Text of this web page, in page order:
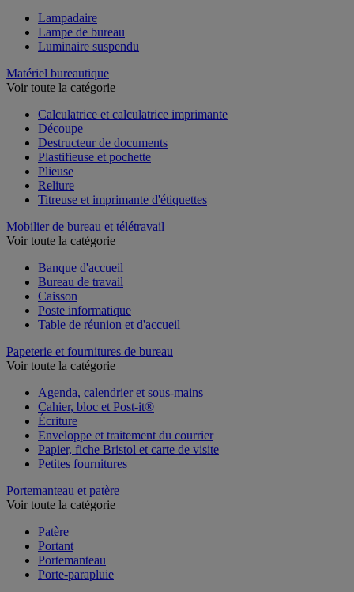
Lampadaire
Lampe de bureau
Luminaire suspendu
Matériel bureautique
Voir toute la catégorie
Calculatrice et calculatrice imprimante
Découpe
Destructeur de documents
Plastifieuse et pochette
Plieuse
Reliure
Titreuse et imprimante d'étiquettes
Mobilier de bureau et télétravail
Voir toute la catégorie
Banque d'accueil
Bureau de travail
Caisson
Poste informatique
Table de réunion et d'accueil
Papeterie et fournitures de bureau
Voir toute la catégorie
Agenda, calendrier et sous-mains
Cahier, bloc et Post-it®
Écriture
Enveloppe et traitement du courrier
Papier, fiche Bristol et carte de visite
Petites fournitures
Portemanteau et patère
Voir toute la catégorie
Patère
Portant
Portemanteau
Porte-parapluie